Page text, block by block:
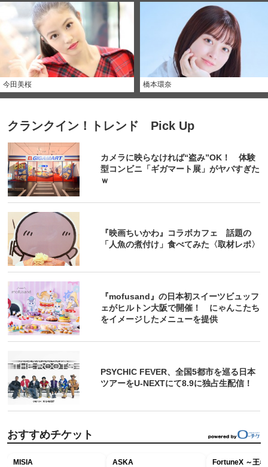
今田美桜 橋本環奈
クランクイン！トレンド Pick Up
カメラに映らなければ“盗み”OK！ 体験
型コンビニ「ギガマート展」がヤバすぎた
ｗ
『映画ちいかわ』コラボカフェ 話題の
「人魚の煮付け」食べてみた〈取材レポ〉
『mofusand』の日本初スイーツビュッフ
ェがヒルトン大阪で開催！ にゃんこたち
をイメージしたメニューを提供
PSYCHIC FEVER、全国5都市を巡る日本
ツアーをU‐NEXTにて8.9に独占生配信！
おすすめチケット
MISIA ASKA FortuneX ～王